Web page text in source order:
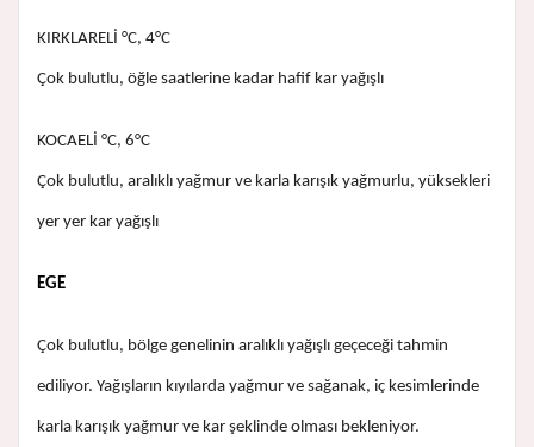
KIRKLARELİ °C, 4°C
Çok bulutlu, öğle saatlerine kadar hafif kar yağışlı
KOCAELİ °C, 6°C
Çok bulutlu, aralıklı yağmur ve karla karışık yağmurlu, yüksekleri
yer yer kar yağışlı
EGE
Çok bulutlu, bölge genelinin aralıklı yağışlı geçeceği tahmin
ediliyor. Yağışların kıyılarda yağmur ve sağanak, iç kesimlerinde
karla karışık yağmur ve kar şeklinde olması bekleniyor.